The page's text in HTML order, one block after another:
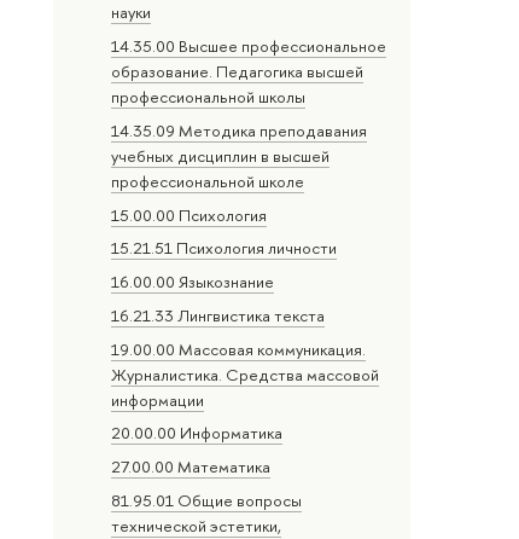
науки
14.35.00 Высшее профессиональное
образование. Педагогика высшей
профессиональной школы
14.35.09 Методика преподавания
учебных дисциплин в высшей
профессиональной школе
15.00.00 Психология
15.21.51 Психология личности
16.00.00 Языкознание
16.21.33 Лингвистика текста
19.00.00 Массовая коммуникация.
Журналистика. Средства массовой
информации
20.00.00 Информатика
27.00.00 Математика
81.95.01 Общие вопросы
технической эстетики,